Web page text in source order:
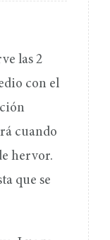
las 2
con el
cuando
hervor.
que se